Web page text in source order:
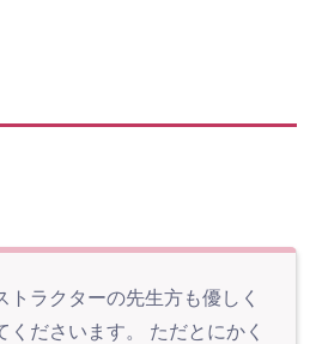
トラクターの先生方も優しく
ださいます。 ただとにかく